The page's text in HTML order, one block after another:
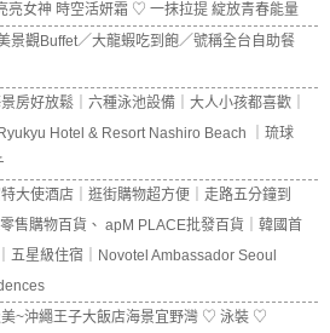
亮女神 時空活妍霜 ♡ 一抹拉提 綻放青春能量
景觀Buffet／大龍蝦吃到飽／號稱全台自助餐
房好放鬆｜六種泳池設備｜大人小孩都喜歡｜
Hotel & Resort Nashiro Beach ｜琉球
大使酒店｜逛街購物超方便｜走路五分鐘到
售購物百貨、 apM PLACE批發百貨｜韓國首
五星級住宿｜Novotel Ambassador Seoul
美~沖繩王子大飯店海景宜野灣 ♡ 泳裝 ♡